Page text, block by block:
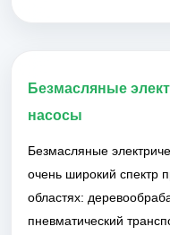
Безмасляные
насосы
Безмасляные
очень широкий спектр
областях:
пневматический